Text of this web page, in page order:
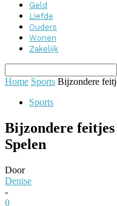
Geld
Liefde
Ouders
Wonen
Zakelijk
Home Sports Bijzondere
Sports
Bijzondere
Spelen
Door
Denise
-
0